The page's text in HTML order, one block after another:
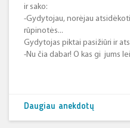
ir sako:
-Gydytojau, norėjau
rūpinotės...
Gydytojas piktai pasižiūri ir
-Nu čia dabar! O kas gi jums
Daugiau anekdotų